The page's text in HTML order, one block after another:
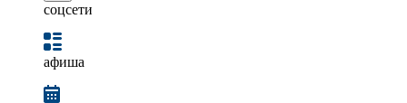
соцсети
афиша